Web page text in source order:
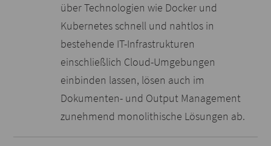
über Technologien wie Docker und
Kubernetes schnell und nahtlos in
bestehende IT-Infrastrukturen
einschließlich Cloud-Umgebungen
einbinden lassen, lösen auch im
Dokumenten- und Output Management
zunehmend monolithische Lösungen ab.